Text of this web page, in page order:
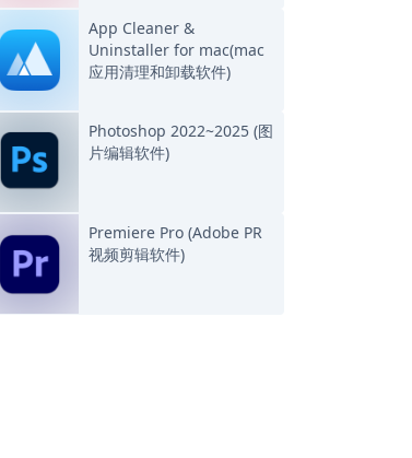
App Cleaner &
Uninstaller for mac(mac
应用清理和卸载软件)
Photoshop 2022~2025 (图
片编辑软件)
Premiere Pro (Adobe PR
视频剪辑软件)